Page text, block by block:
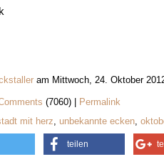
am Mittwoch, 24. Oktober
(7060) |
Permalink
mit herz, unbekannte ecken,
teilen